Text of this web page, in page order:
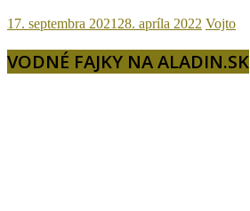
17. septembra 202128. apríla 2022 Vojto
VODNÉ FAJKY NA ALADIN.SK